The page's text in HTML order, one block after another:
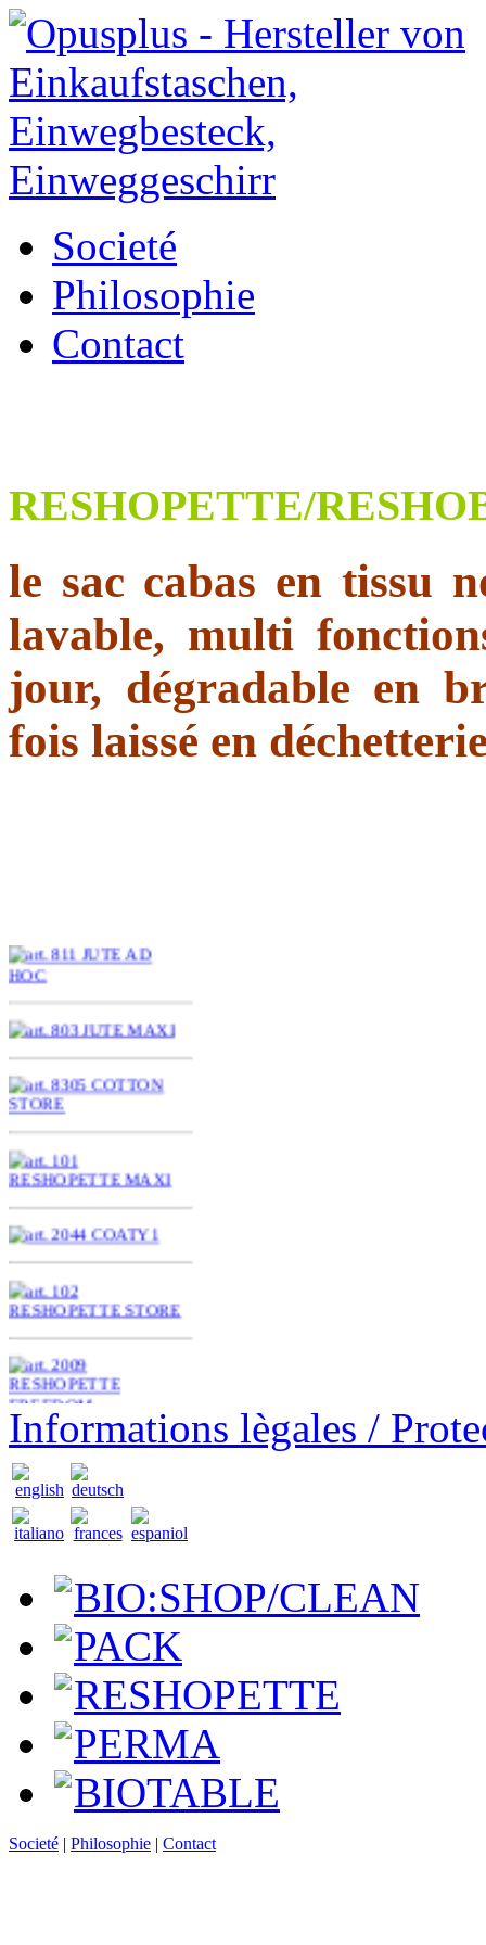
Societé
Philosophie
Contact
RESHOPETTE/
le sac cabas en tissu
lavable, multi
jour, dégradable en
fois laissé en
Informations lègales /
BIO:SHOP/CLEAN
PACK
RESHOPETTE
PERMA
BIOTABLE
Societé | Philosophie | Contact